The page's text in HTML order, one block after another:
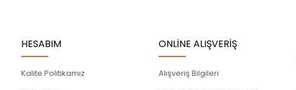
HESABIM
Kalite Politikamız
ONLİNE ALIŞVERİŞ
Alışveriş Bilgileri